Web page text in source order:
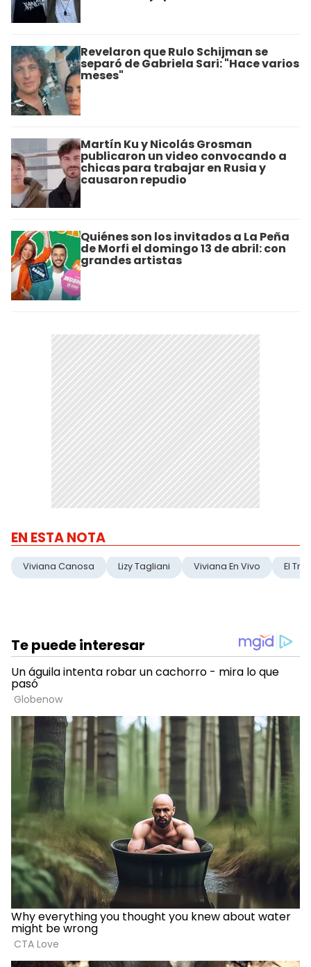
Revelaron que Rulo Schijman se
separó de Gabriela Sari: "Hace varios
meses"
Martín Ku y Nicolás Grosman
publicaron un video convocando a
chicas para trabajar en Rusia y
causaron repudio
Quiénes son los invitados a La Peña
de Morfi el domingo 13 de abril: con
grandes artistas
EN ESTA NOTA
Viviana Canosa Lizy Tagliani Viviana En Vivo El